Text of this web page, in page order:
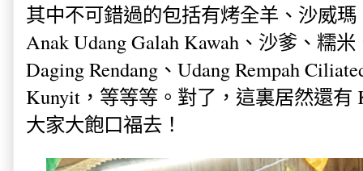
其中不可錯過的包括有烤全羊、沙威瑪
Anak Udang Galah Kawah、沙爹、糯米
Daging Rendang、Udang Rempah
Kunyit，等等等。對了，這裏居然還有
大家大飽口福去！